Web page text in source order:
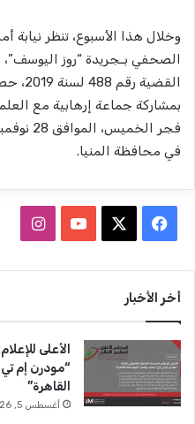
وخلال هذا الأسبوع، تنظر نيابة
الصحفي بـجريدة “روز
بمشاركة جماعة إرهابية مع
في محافظة المنيا.
س
و
ك
T
u
ق
أخر الأخبار
الأعلى
“مودرن إم تي
القاهرة”
أغسطس 5, 2026